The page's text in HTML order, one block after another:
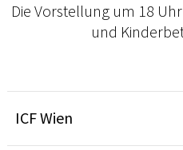
Die Vorstellung um 18
und
ICF Wien